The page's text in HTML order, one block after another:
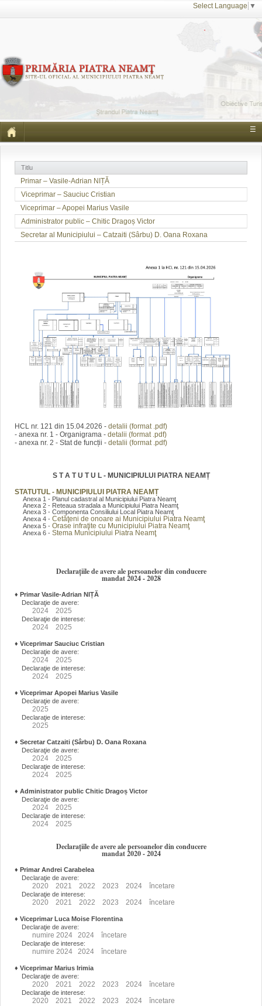
Select Language ▼
☰
Titlu
Primar – Vasile-Adrian NIȚĂ
Viceprimar – Sauciuc Cristian
Viceprimar – Apopei Marius Vasile
Administrator public – Chitic Dragoș Victor
Secretar al Municipiului – Catzaiti (Sârbu) D. Oana Roxana
HCL nr. 121 din 15.04.2026 - detalii (format .pdf)
- anexa nr. 1 - Organigrama - detalii (format .pdf)
- anexa nr. 2 - Stat de funcții - detalii (format .pdf)
S T A T U T U L - MUNICIPIULUI PIATRA NEAMȚ
STATUTUL - MUNICIPIULUI PIATRA NEAMȚ
Anexa 1 - Planul cadastral al Municipiului Piatra Neamţ
Anexa 2 - Reteaua stradala a Municipiului Piatra Neamţ
Anexa 3 - Componenta Consiliului Local Piatra Neamţ
Anexa 4 - Cetăţeni de onoare ai Municipiului Piatra Neamţ
Anexa 5 - Orase infraţite cu Municipiului Piatra Neamţ
Anexa 6 - Stema Municipiului Piatra Neamţ
Declarațiile de avere ale persoanelor din conducere
mandat 2024 - 2028
♦ Primar Vasile-Adrian NIȚĂ
Declaraţie de avere:
2024 2025
Declaraţie de interese:
2024 2025
♦ Viceprimar Sauciuc Cristian
Declaraţie de avere:
2024 2025
Declaraţie de interese:
2024 2025
♦ Viceprimar Apopei Marius Vasile
Declaraţie de avere:
2025
Declaraţie de interese:
2025
♦ Secretar Catzaiti (Sârbu) D. Oana Roxana
Declaraţie de avere:
2024 2025
Declaraţie de interese:
2024 2025
♦ Administrator public Chitic Dragoș Victor
Declaraţie de avere:
2024 2025
Declaraţie de interese:
2024 2025
Declarațiile de avere ale persoanelor din conducere
mandat 2020 - 2024
♦ Primar Andrei Carabelea
Declaraţie de avere:
2020 2021 2022 2023 2024 încetare
Declaraţie de interese:
2020 2021 2022 2023 2024 încetare
♦ Viceprimar Luca Moise Florentina
Declaraţie de avere:
numire 2024 2024 încetare
Declaraţie de interese:
numire 2024 2024 încetare
♦ Viceprimar Marius Irimia
Declaraţie de avere:
2020 2021 2022 2023 2024 încetare
Declaraţie de interese:
2020 2021 2022 2023 2024 încetare